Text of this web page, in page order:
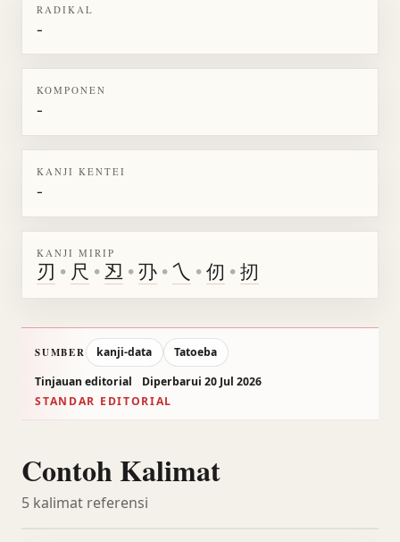
RADIKAL
-
KOMPONEN
-
KANJI KENTEI
-
KANJI MIRIP
刃 • 尺 •丒 •刅 •乀 •仞 •扨
SUMBER kanji-data
Tatoeba
Tinjauan editorial
Diperbarui 20 Jul 2026
STANDAR EDITORIAL
Contoh Kalimat
5 kalimat referensi